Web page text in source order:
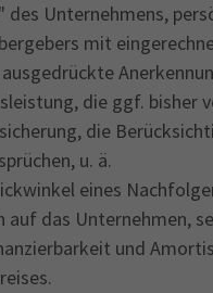
des Unternehmens,
mit
ausgedrückte
die ggf. bisher
die
u. ä.
eines
auf das Unternehmen,
und